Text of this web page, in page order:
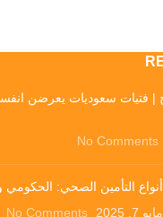
| فتيات سعوديات يعرضن
No Comments
أنواع التأمين الصحي:
مايو 7, 2025
No Comments